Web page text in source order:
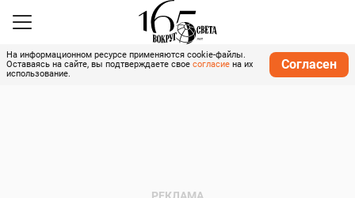
На информационном ресурсе применяются cookie-файлы.
Оставаясь на сайте, вы подтверждаете свое согласие на их
использование.
Согласен